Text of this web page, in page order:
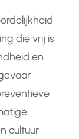
die vrij is
en
cultuur